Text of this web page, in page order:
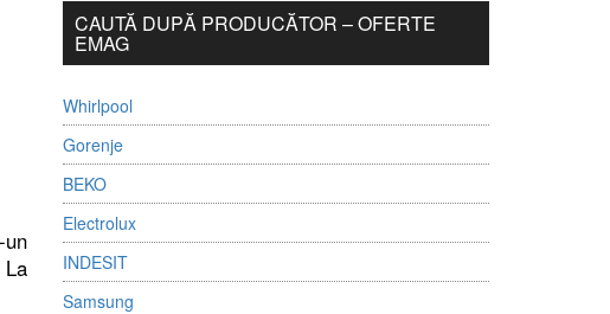
CAUTĂ DUPĂ PRODUCĂTOR – OFERTE
EMAG
Whirlpool
Gorenje
BEKO
Electrolux
INDESIT
Samsung